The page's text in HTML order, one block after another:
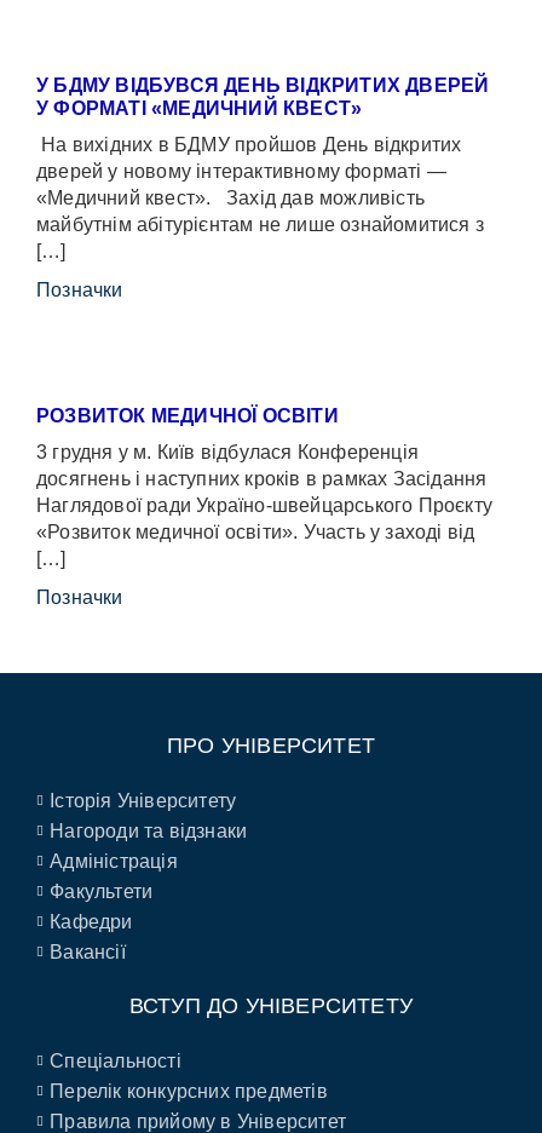
У БДМУ ВІДБУВСЯ ДЕНЬ ВІДКРИТИХ ДВЕРЕЙ
У ФОРМАТІ «МЕДИЧНИЙ КВЕСТ»
На вихідних в БДМУ пройшов День відкритих
дверей у новому інтерактивному форматі —
«Медичний квест». Захід дав можливість
майбутнім абітурієнтам не лише ознайомитися з
[…]
Позначки
РОЗВИТОК МЕДИЧНОЇ ОСВІТИ
3 грудня у м. Київ відбулася Конференція
досягнень і наступних кроків в рамках Засідання
Наглядової ради Україно-швейцарського Проєкту
«Розвиток медичної освіти». Участь у заході від
[…]
Позначки
ПРО УНІВЕРСИТЕТ
Історія Університету
Нагороди та відзнаки
Адміністрація
Факультети
Кафедри
Вакансії
ВСТУП ДО УНІВЕРСИТЕТУ
Спеціальності
Перелік конкурсних предметів
Правила прийому в Університет